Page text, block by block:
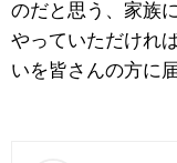
のだと思う、家族
やっていただけれ
いを皆さんの方に